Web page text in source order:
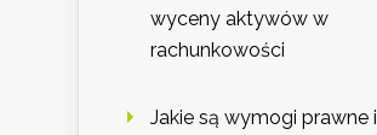
wyceny aktywów w
rachunkowości
Jakie są wymogi prawne i